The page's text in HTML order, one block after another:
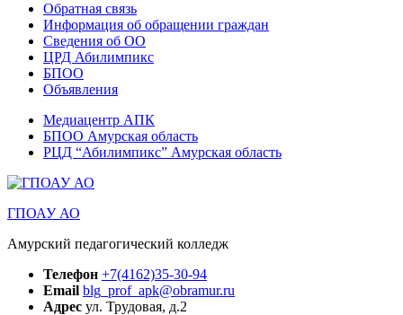
Обратная связь
Информация об обращении граждан
Сведения об ОО
ЦРД Абилимпикс
БПОО
Объявления
Медиацентр АПК
БПОО Амурская область
РЦД “Абилимпикс” Амурская область
ГПОАУ АО
Амурский педагогический колледж
Телефон +7(4162)35-30-94
Email blg_prof_apk@obramur.ru
Адрес ул. Трудовая, д.2